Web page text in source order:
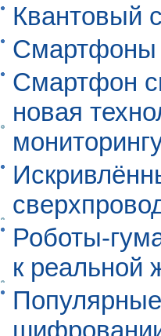
Квантовый
Смартфоны
Смартфон
новая
Роботы-
к реальной